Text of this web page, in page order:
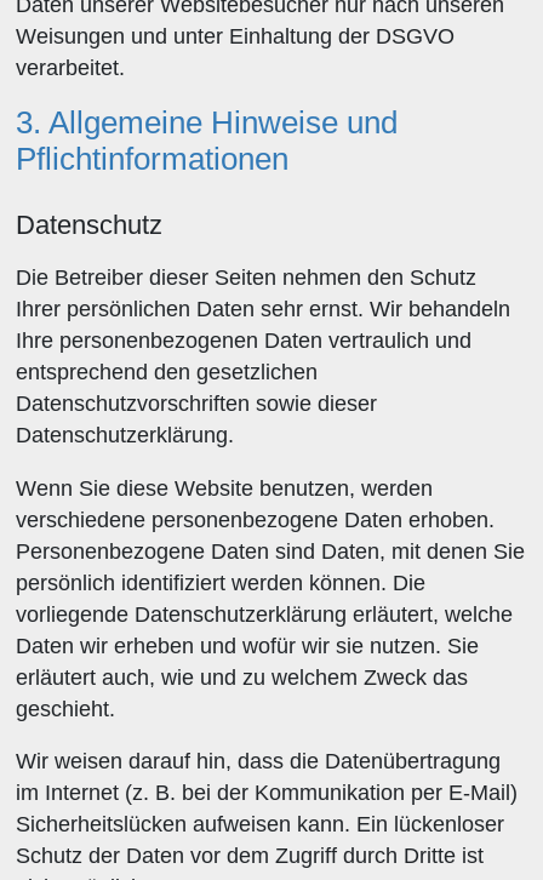
Weisungen und unter Einhaltung der DSGVO
verarbeitet.
3. Allgemeine Hinweise und
Pflichtinformationen
Datenschutz
Die Betreiber dieser Seiten nehmen den Schutz
Ihrer persönlichen Daten sehr ernst. Wir behandeln
Ihre personenbezogenen Daten vertraulich und
entsprechend den gesetzlichen
Datenschutzvorschriften sowie dieser
Datenschutzerklärung.
Wenn Sie diese Website benutzen, werden
verschiedene personenbezogene Daten erhoben.
Personenbezogene Daten sind Daten, mit denen Sie
persönlich identifiziert werden können. Die
vorliegende Datenschutzerklärung erläutert, welche
Daten wir erheben und wofür wir sie nutzen. Sie
erläutert auch, wie und zu welchem Zweck das
geschieht.
Wir weisen darauf hin, dass die Datenübertragung
im Internet (z. B. bei der Kommunikation per E-Mail)
Sicherheitslücken aufweisen kann. Ein lückenloser
Schutz der Daten vor dem Zugriff durch Dritte ist